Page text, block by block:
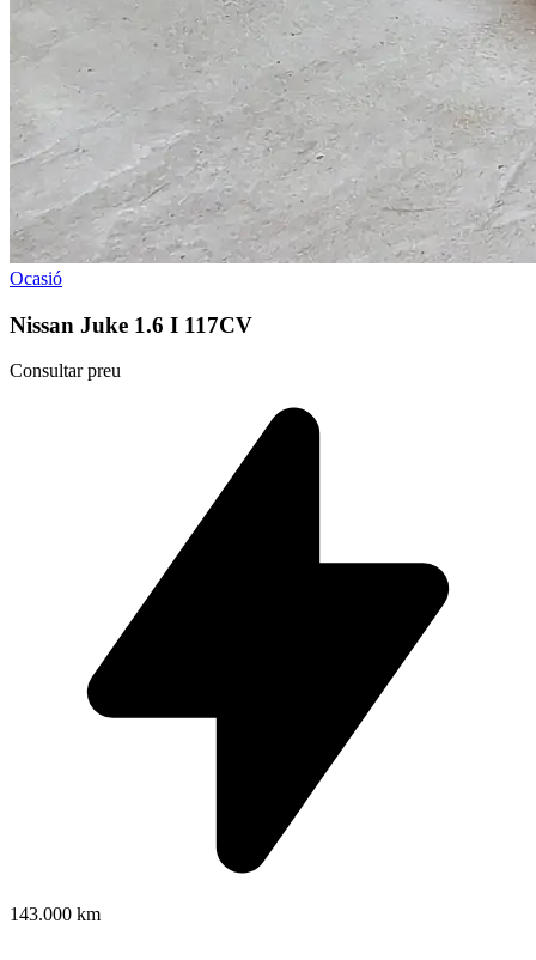
Ocasió
Nissan Juke 1.6 I 117CV
Consultar preu
143.000 km